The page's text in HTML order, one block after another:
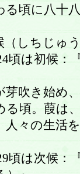
る頃に八十
（しちじゅ
頃は初候
芽吹き始め
る頃。葭は
人々の生活
頃は次候